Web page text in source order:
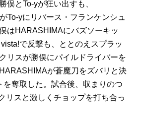
俣とTo-yが狂い出すも、
To-yにリバース・フランケンシュ
はHARASHIMAにバズソーキッ
vista!で反撃も、ととのえスプラッ
リスが勝俣にパイルドライバーを
が蒼魔刀をズバリと決
を奪取した。試合後、収まりのつ
リスと激しくチョップを打ち合っ